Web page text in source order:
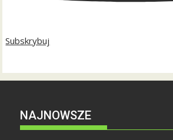
Subskrybuj
NAJNOWSZE